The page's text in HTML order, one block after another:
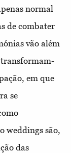
normal
de combater
vão além
em que
se
weddings são,
das